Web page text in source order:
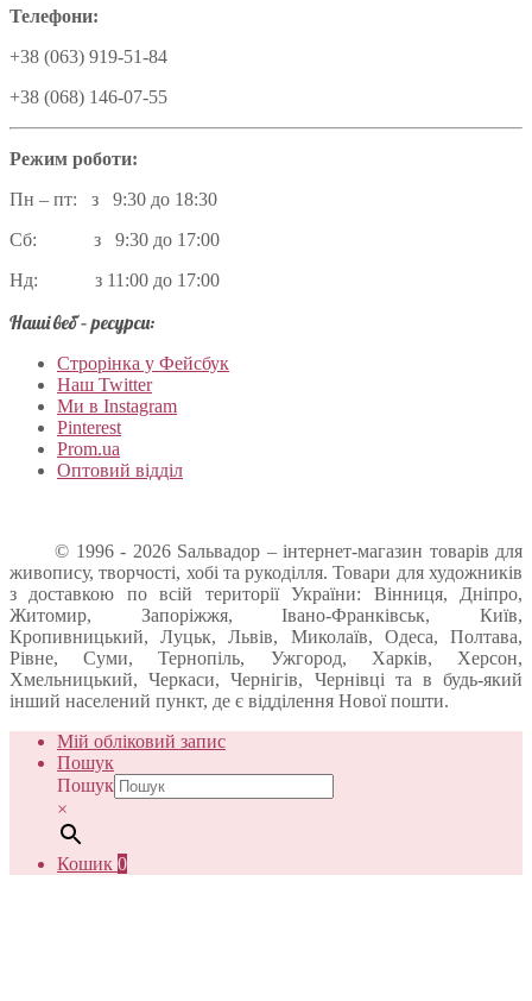
Телефони:
+38 (063) 919-51-84
+38 (068) 146-07-55
Режим роботи:
Пн – пт: з 9:30 до 18:30
Сб: з 9:30 до 17:00
Нд: з 11:00 до 17:00
Наші веб – ресурси:
Строрінка у Фейсбук
Наш Twitter
Ми в Instagram
Pinterest
Prom.ua
Оптовий відділ
© 1996 - 2026 Sальвадор – інтернет-магазин товарів для
живопису, творчості, хобі та рукоділля. Товари для художників
з доставкою по всій території України: Вінниця, Дніпро,
Житомир, Запоріжжя, Івано-Франківськ, Київ,
Кропивницький, Луцьк, Львів, Миколаїв, Одеса, Полтава,
Рівне, Суми, Тернопіль, Ужгород, Харків, Херсон,
Хмельницький, Черкаси, Чернігів, Чернівці та в будь-який
інший населений пункт, де є відділення Нової пошти.
Мій обліковий запис
Пошук
Пошук
×
Кошик 0